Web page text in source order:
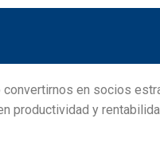
en socios
productividad y